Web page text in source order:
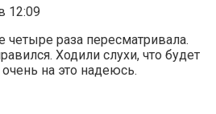
12:09
раза пересматривала.
Ходили слухи, что будет
на это надеюсь.